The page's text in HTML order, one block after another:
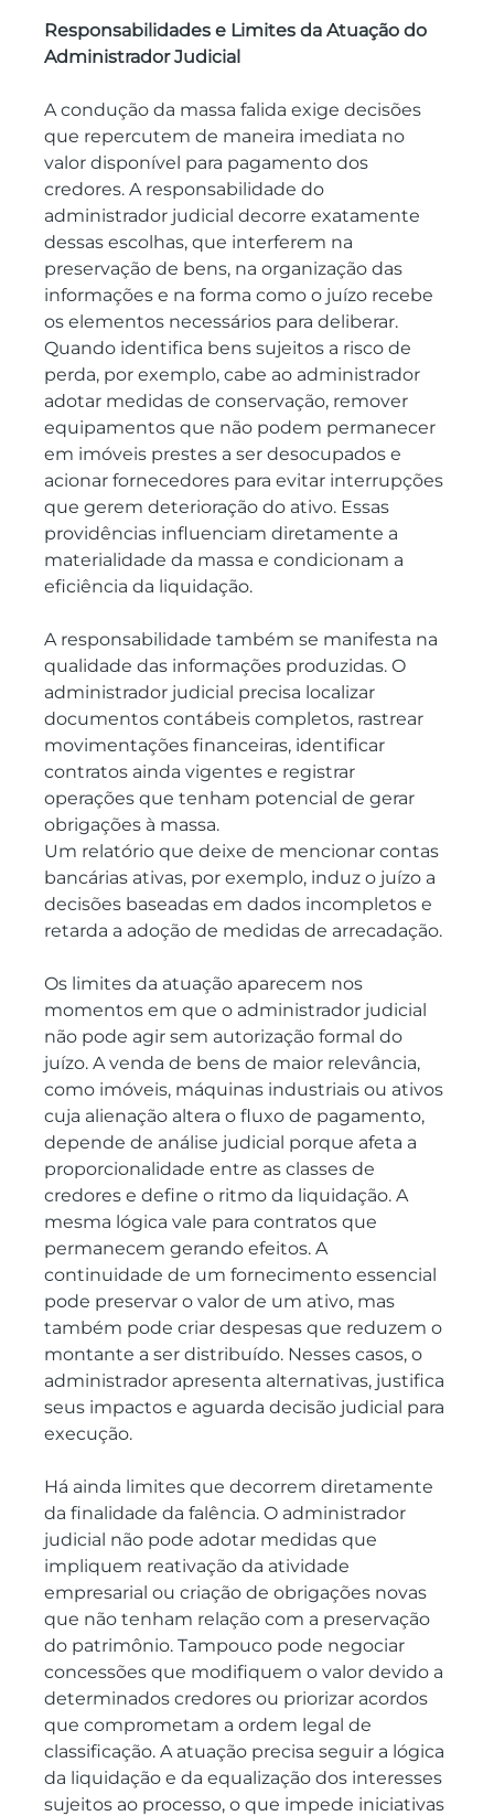
Responsabilidades e Limites da Atuação do
Administrador Judicial
A condução da massa falida exige decisões
que repercutem de maneira imediata no
valor disponível para pagamento dos
credores. A responsabilidade do
administrador judicial decorre exatamente
dessas escolhas, que interferem na
preservação de bens, na organização das
informações e na forma como o juízo recebe
os elementos necessários para deliberar.
Quando identifica bens sujeitos a risco de
perda, por exemplo, cabe ao administrador
adotar medidas de conservação, remover
equipamentos que não podem permanecer
em imóveis prestes a ser desocupados e
acionar fornecedores para evitar interrupções
que gerem deterioração do ativo. Essas
providências influenciam diretamente a
materialidade da massa e condicionam a
eficiência da liquidação.
A responsabilidade também se manifesta na
qualidade das informações produzidas. O
administrador judicial precisa localizar
documentos contábeis completos, rastrear
movimentações financeiras, identificar
contratos ainda vigentes e registrar
operações que tenham potencial de gerar
obrigações à massa.
Um relatório que deixe de mencionar contas
bancárias ativas, por exemplo, induz o juízo a
decisões baseadas em dados incompletos e
retarda a adoção de medidas de arrecadação.
Os limites da atuação aparecem nos
momentos em que o administrador judicial
não pode agir sem autorização formal do
juízo. A venda de bens de maior relevância,
como imóveis, máquinas industriais ou ativos
cuja alienação altera o fluxo de pagamento,
depende de análise judicial porque afeta a
proporcionalidade entre as classes de
credores e define o ritmo da liquidação. A
mesma lógica vale para contratos que
permanecem gerando efeitos. A
continuidade de um fornecimento essencial
pode preservar o valor de um ativo, mas
também pode criar despesas que reduzem o
montante a ser distribuído. Nesses casos, o
administrador apresenta alternativas, justifica
seus impactos e aguarda decisão judicial para
execução.
Há ainda limites que decorrem diretamente
da finalidade da falência. O administrador
judicial não pode adotar medidas que
impliquem reativação da atividade
empresarial ou criação de obrigações novas
que não tenham relação com a preservação
do patrimônio. Tampouco pode negociar
concessões que modifiquem o valor devido a
determinados credores ou priorizar acordos
que comprometam a ordem legal de
classificação. A atuação precisa seguir a lógica
da liquidação e da equalização dos interesses
sujeitos ao processo, o que impede iniciativas